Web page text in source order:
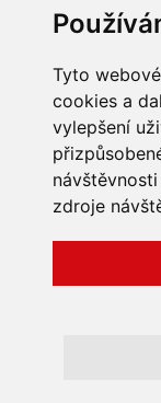
Tyto
cookies a
vylepšení
zdroje
INFORMACE
Obchodní
Zpracování a
osobních údajů
O nás